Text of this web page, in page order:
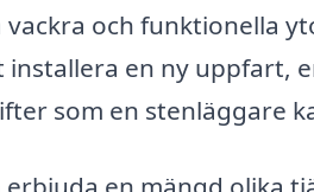
och funktionella
en ny uppfart,
som en stenläggare